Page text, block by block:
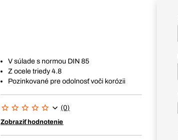
V súlade s normou DIN 85
Z ocele triedy 4.8
Pozinkované pre odolnosť voči korózii
(0)
Zobraziť hodnotenie